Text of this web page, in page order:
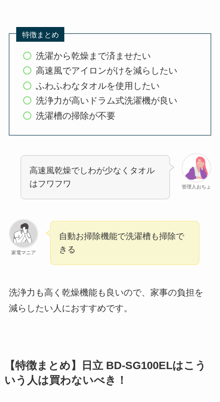
特徴まとめ
洗濯から乾燥まで済ませたい
高速風でアイロンがけを減らしたい
ふわふわなタオルを使用したい
洗浄力が高いドラム式洗濯機が良い
洗濯槽の掃除が不要
管理人おちょ
高速風乾燥でしわが少なくタオル
はフワフワ
家電マニア
自動お掃除機能で洗濯槽も掃除で
きる
洗浄力も高く乾燥機能も良いので、家事の負担を
減らしたい人におすすめです。
【特徴まとめ】日立 BD-SG100ELはこう
いう人は買わないべき！